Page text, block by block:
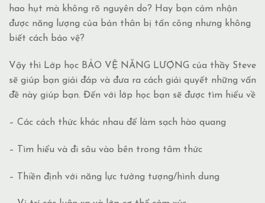
hao hụt mà không rõ nguyên do? Hay bạn cảm nhận
được năng lượng của bản thân bị tấn công nhưng không
biết cách bảo vệ?
Vậy thì Lớp học BẢO VỆ NĂNG LƯỢNG của thầy Steve
sẽ giúp bạn giải đáp và đưa ra cách giải quyết những vấn
đề này giúp bạn. Đến với lớp học bạn sẽ được tìm hiểu về
– Các cách thức khác nhau để làm sạch hào quang
– Tìm hiểu và đi sâu vào bên trong tâm thức
– Thiền định với năng lực tưởng tượng/hình dung